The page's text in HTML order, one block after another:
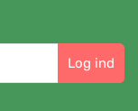
Log ind